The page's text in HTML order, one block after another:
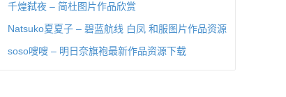
千煌弑夜 – 简杜图片作品欣赏
Natsuko夏夏子 – 碧蓝航线 白凤 和服图片作品资源
soso嗖嗖 – 明日奈旗袍最新作品资源下载